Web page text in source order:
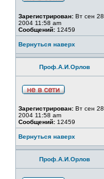
Зарегистрирован: Вт сен 28,
2004 11:58 am
Сообщений: 12459
Вернуться наверх
Проф.А.И.Орлов
Зарегистрирован: Вт сен 28,
2004 11:58 am
Сообщений: 12459
Вернуться наверх
Проф.А.И.Орлов